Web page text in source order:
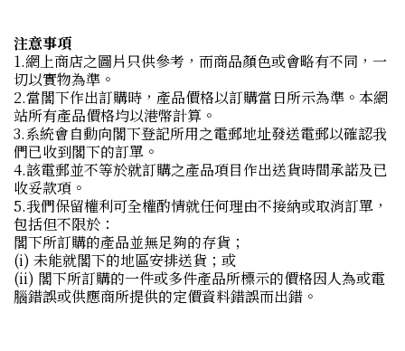
注意事項
1.網上商店之圖片只供參考，而商品顏色或會略有不同，一
切以實物為準。
2.當閣下作出訂購時，產品價格以訂購當日所示為準。本網
站所有產品價格均以港幣計算。
3.系統會自動向閣下登記所用之電郵地址發送電郵以確認我
們已收到閣下的訂單。
4.該電郵並不等於就訂購之產品項目作出送貨時間承諾及已
收妥款項。
5.我們保留權利可全權酌情就任何理由不接納或取消訂單，
包括但不限於：
閣下所訂購的產品並無足夠的存貨；
(i) 未能就閣下的地區安排送貨；或
(ii) 閣下所訂購的一件或多件產品所標示的價格因人為或電
腦錯誤或供應商所提供的定價資料錯誤而出錯。